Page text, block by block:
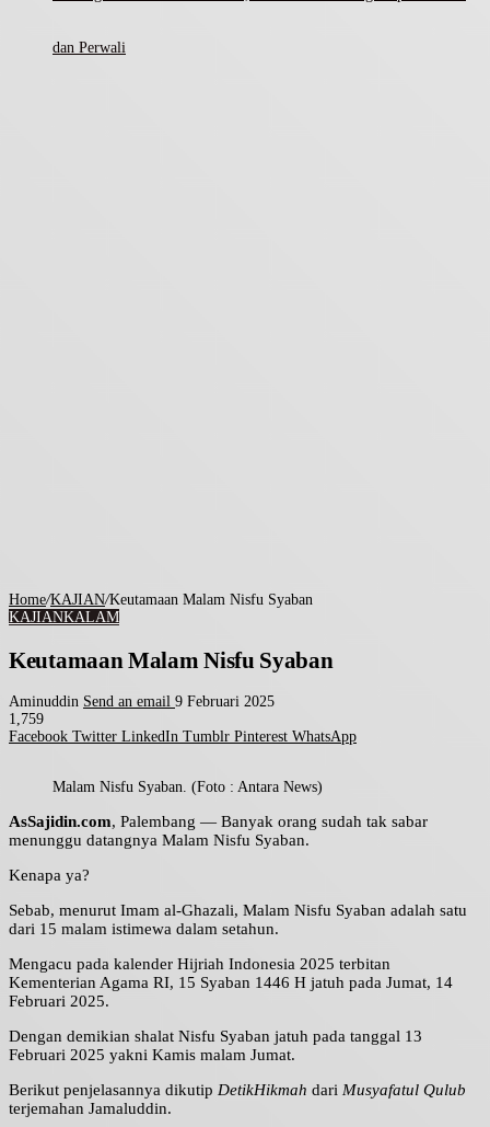
dan Perwali
Home/KAJIAN/Keutamaan Malam Nisfu Syaban
KAJIANKALAM
Keutamaan Malam Nisfu Syaban
Aminuddin Send an email 9 Februari 2025
1,759
Facebook Twitter LinkedIn Tumblr Pinterest WhatsApp
Malam Nisfu Syaban. (Foto : Antara News)
AsSajidin.com, Palembang — Banyak orang sudah tak sabar
menunggu datangnya Malam Nisfu Syaban.
Kenapa ya?
Sebab, menurut Imam al-Ghazali, Malam Nisfu Syaban adalah satu
dari 15 malam istimewa dalam setahun.
Mengacu pada kalender Hijriah Indonesia 2025 terbitan
Kementerian Agama RI, 15 Syaban 1446 H jatuh pada Jumat, 14
Februari 2025.
Dengan demikian shalat Nisfu Syaban jatuh pada tanggal 13
Februari 2025 yakni Kamis malam Jumat.
Berikut penjelasannya dikutip DetikHikmah dari Musyafatul Qulub
terjemahan Jamaluddin.